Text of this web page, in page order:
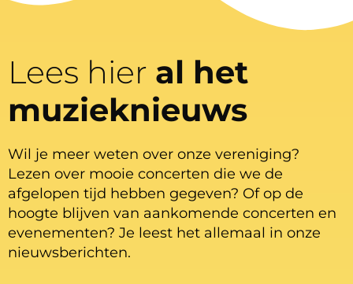
Lees hier al het
muzieknieuws
Wil je meer weten over onze vereniging?
Lezen over mooie concerten die we de
afgelopen tijd hebben gegeven? Of op de
hoogte blijven van aankomende concerten en
evenementen? Je leest het allemaal in onze
nieuwsberichten.